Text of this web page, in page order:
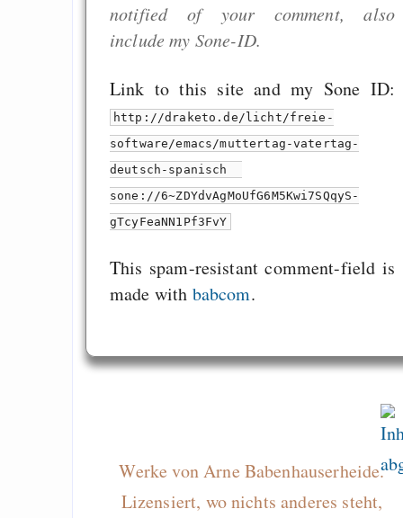
notified of your comment, also
include my Sone-ID.
Link to this site and my Sone ID:
http://draketo.de/licht/freie-
software/emacs/muttertag-vatertag-
deutsch-spanisch
sone://6~ZDYdvAgMoUfG6M5Kwi7SQqyS-
gTcyFeaNN1Pf3FvY
This spam-resistant comment-field is
made with babcom.
Werke von Arne Babenhauserheide.
Lizensiert, wo nichts anderes steht,
Die Anstalt
Welt